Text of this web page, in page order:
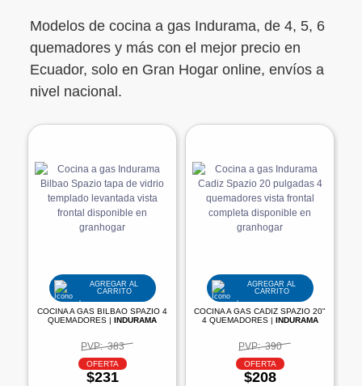
Modelos de cocina a gas Indurama, de 4, 5, 6
quemadores y más con el mejor precio en
Ecuador, solo en Gran Hogar online, envíos a
nivel nacional.
AGREGAR AL
CARRITO
COCINA A GAS BILBAO SPAZIO 4
QUEMADORES | INDURAMA
PVP: 383
OFERTA
$231
AGREGAR AL
CARRITO
COCINA A GAS CADIZ SPAZIO 20"
4 QUEMADORES | INDURAMA
PVP: 390
OFERTA
$208